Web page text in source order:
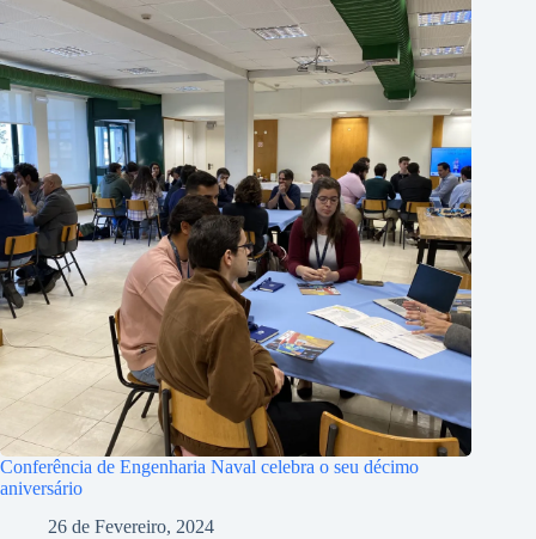
Conferência de Engenharia Naval celebra o seu décimo
aniversário
26 de Fevereiro, 2024